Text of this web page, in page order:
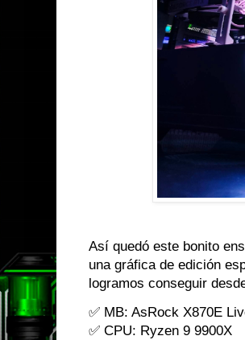
Así quedó este bonito
una gráfica de edición
logramos conseguir desde
✅ MB: AsRock X870E
✅ CPU: Ryzen 9 9900X